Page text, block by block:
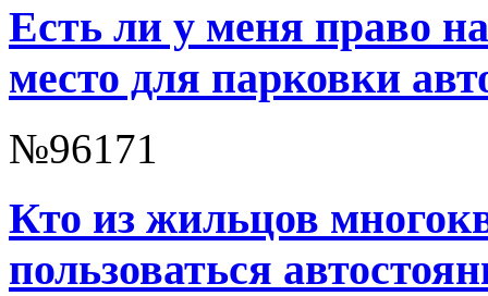
Есть ли у меня право
место для парковки
№96171
Кто из жильцов
пользоваться